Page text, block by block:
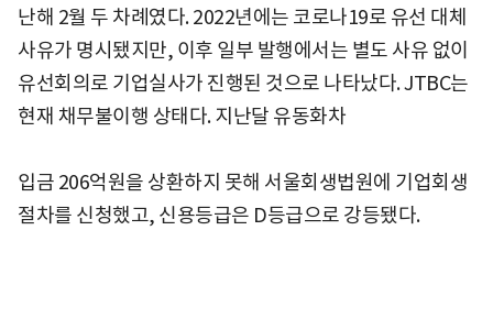
난해 2월 두 차례였다. 2022년에는 코로나19로 유선 대체
사유가 명시됐지만, 이후 일부 발행에서는 별도 사유 없이
유선회의로 기업실사가 진행된 것으로 나타났다. JTBC는
현재 채무불이행 상태다. 지난달 유동화차
입금 206억원을 상환하지 못해 서울회생법원에 기업회생
절차를 신청했고, 신용등급은 D등급으로 강등됐다.